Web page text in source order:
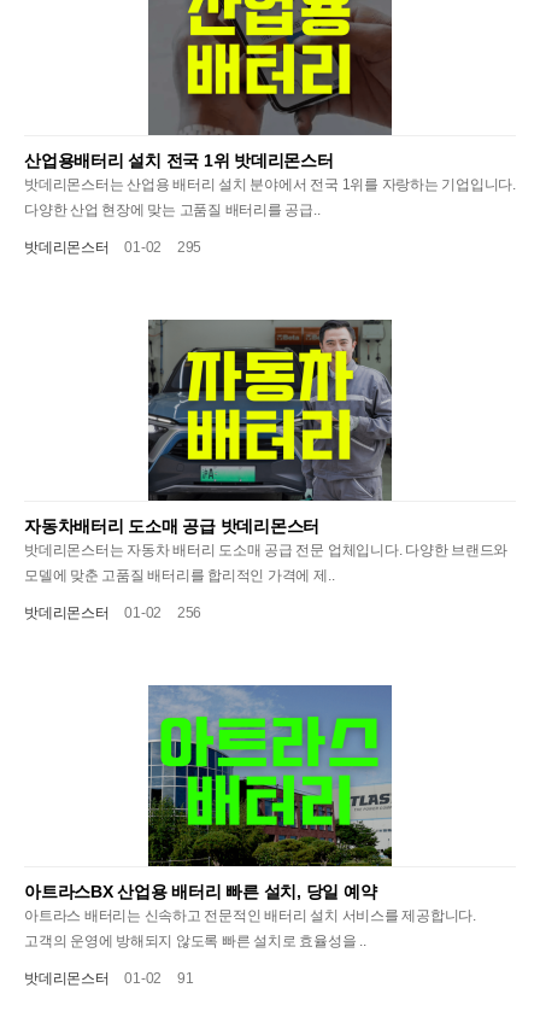
산업용배터리 설치 전국 1위 밧데리몬스터
밧데리몬스터는 산업용 배터리 설치 분야에서 전국 1위를 자랑하는 기업입니다.
다양한 산업 현장에 맞는 고품질 배터리를 공급..
밧데리몬스터 01-02 295
자동차배터리 도소매 공급 밧데리몬스터
밧데리몬스터는 자동차 배터리 도소매 공급 전문 업체입니다. 다양한 브랜드와
모델에 맞춘 고품질 배터리를 합리적인 가격에 제..
밧데리몬스터 01-02 256
아트라스BX 산업용 배터리 빠른 설치, 당일 예약
아트라스 배터리는 신속하고 전문적인 배터리 설치 서비스를 제공합니다.
고객의 운영에 방해되지 않도록 빠른 설치로 효율성을 ..
밧데리몬스터 01-02 91